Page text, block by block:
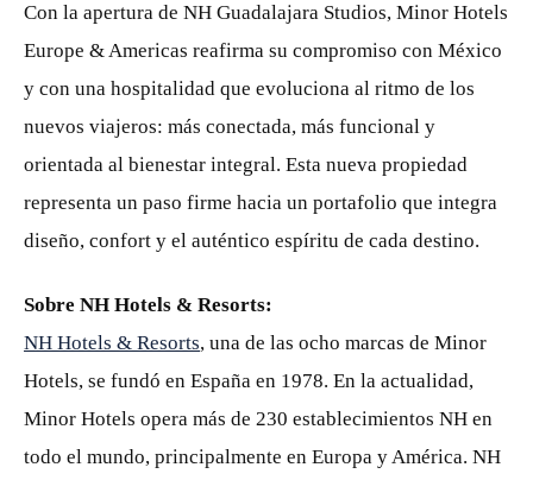
Con la apertura de NH Guadalajara Studios, Minor Hotels
Europe & Americas reafirma su compromiso con México
y con una hospitalidad que evoluciona al ritmo de los
nuevos viajeros: más conectada, más funcional y
orientada al bienestar integral. Esta nueva propiedad
representa un paso firme hacia un portafolio que integra
diseño, confort y el auténtico espíritu de cada destino.
Sobre NH Hotels & Resorts:
NH Hotels & Resorts, una de las ocho marcas de Minor
Hotels, se fundó en España en 1978. En la actualidad,
Minor Hotels opera más de 230 establecimientos NH en
todo el mundo, principalmente en Europa y América. NH